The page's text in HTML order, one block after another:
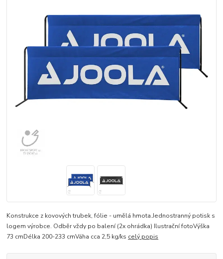
Konstrukce z kovových trubek, fólie - umělá hmota.Jednostranný potisk s
logem výrobce. Odběr vždy po balení (2x ohrádka) Ilustrační fotoVýška
73 cmDélka 200-233 cmVáha cca 2,5 kg/ks celý popis